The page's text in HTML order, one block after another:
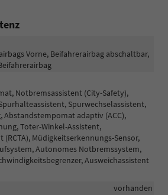
Vorne, Beifahrerairbag abschaltbar,
Notbremsassistent (City-Safety),
Spurwechselassistent,
Abstandstempomat adaptiv (ACC),
Toter-Winkel-Assistent,
(RCTA), Müdigkeitserkennungs-Sensor,
Autonomes Notbremssystem,
Ausweichassistent
vorhanden